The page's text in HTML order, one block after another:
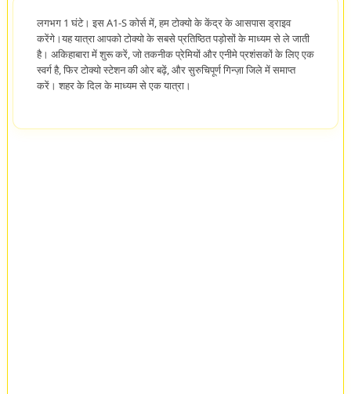
लगभग 1 घंटे। इस A1-S कोर्स में, हम टोक्यो के केंद्र के आसपास ड्राइव
करेंगे।यह यात्रा आपको टोक्यो के सबसे प्रतिष्ठित पड़ोसों के माध्यम से ले जाती
है। अकिहाबारा में शुरू करें, जो तकनीक प्रेमियों और एनीमे प्रशंसकों के लिए एक
स्वर्ग है, फिर टोक्यो स्टेशन की ओर बढ़ें, और सुरुचिपूर्ण गिन्ज़ा जिले में समाप्त
करें। शहर के दिल के माध्यम से एक यात्रा।